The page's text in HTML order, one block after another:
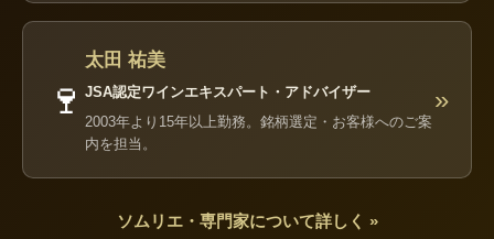
🍷
太田 祐美
JSA認定ワインエキスパート・アドバイザー
2003年より15年以上勤務。銘柄選定・お客様へのご案
内を担当。
»
ソムリエ・専門家について詳しく »